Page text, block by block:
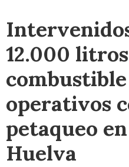
12.000
operativos
petaqueo
Huelva